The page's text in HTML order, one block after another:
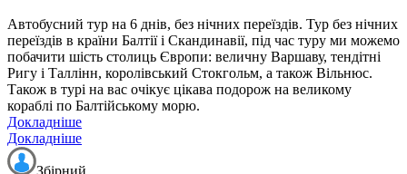
Автобусний тур на 6 днів, без нічних переїздів. Тур без нічних
переїздів в країни Балтії і Скандинавії, під час туру ми можемо
побачити шість столиць Європи: величну Варшаву, тендітні
Ригу і Таллінн, королівський Стокгольм, а також Вільнюс.
Також в турі на вас очікує цікава подорож на великому
кораблі по Балтійському морю.
Докладніше
Докладніше